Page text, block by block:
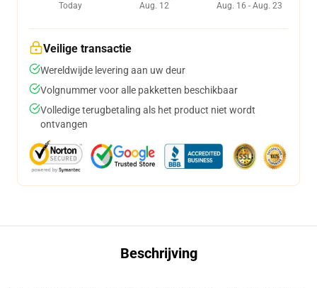
Today
Aug. 12
Aug. 16 - Aug. 23
Veilige transactie
Wereldwijde levering aan uw deur
Volgnummer voor alle pakketten beschikbaar
Volledige terugbetaling als het product niet wordt
ontvangen
Beschrijving